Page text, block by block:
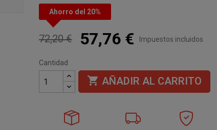
Ahorro del 20%
72,20 € 57,76 € Impuestos incluidos
Cantidad
 AÑADIR AL CARRITO